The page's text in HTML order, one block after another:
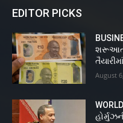
EDITOR PICKS
August